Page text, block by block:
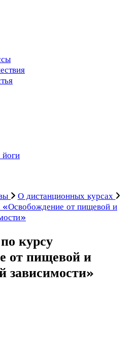
йоги
О дистанционных курсах
«Освобождение от пищевой и
курсу
от пищевой и
зависимости»